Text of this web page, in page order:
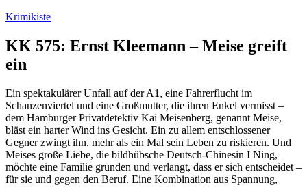
Zum
springen
Krimikiste
KK 575: Ernst Kleemann – Meise greift
ein
Ein spektakulärer Unfall auf der A1, eine Fahrerflucht im
Schanzenviertel und eine Großmutter, die ihren Enkel vermisst –
dem Hamburger Privatdetektiv Kai Meisenberg, genannt Meise,
bläst ein harter Wind ins Gesicht. Ein zu allem entschlossener
Gegner zwingt ihn, mehr als ein Mal sein Leben zu riskieren. Und
Meises große Liebe, die bildhübsche Deutsch-Chinesin I Ning,
möchte eine Familie gründen und verlangt, dass er sich entscheidet –
für sie und gegen den Beruf. Eine Kombination aus Spannung,